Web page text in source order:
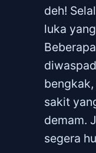
deh!
luka
bengkak,
sakit
demam.
segera